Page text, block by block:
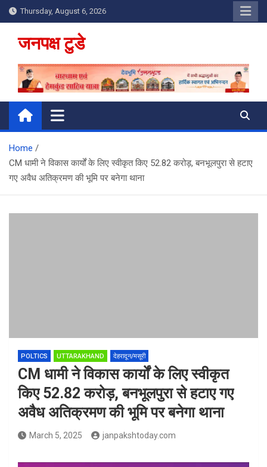
Skip
to
content
Thursday, August 6, 2026
जनपक्ष टुडे
Home
CM धामी ने विकास कार्यों के ल‍िए स्‍वीकृत क‍िए 52.82 करोड़, बनभूलपुरा से हटाए
गए अवैध अतिक्रमण की भूमि पर बनेगा थाना
POLTICS UTTARAKHAND देहरादून/मसूरी
CM धामी ने विकास कार्यों के ल‍िए स्‍वीकृत
क‍िए 52.82 करोड़, बनभूलपुरा से हटाए गए
अवैध अतिक्रमण की भूमि पर बनेगा थाना
March 5, 2025 janpakshtoday.com